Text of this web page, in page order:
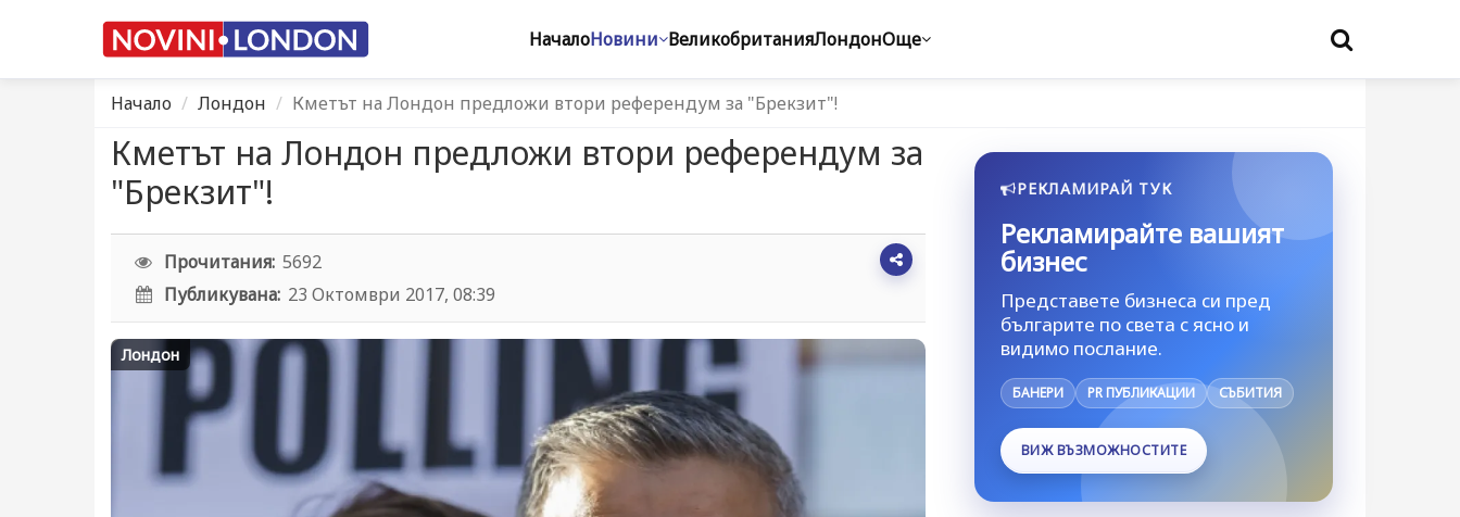
НачалоНовини ВеликобританияЛондонОще
Начало Лондон Кметът на Лондон предложи втори референдум за "Брекзит"!
Кметът на Лондон предложи втори референдум за
"Брекзит"!
Прочитания: 5692
Публикувана: 23 Октомври 2017, 08:39
Лондон
РЕКЛАМИРАЙ ТУК
Рекламирайте вашият
бизнес
Представете бизнеса си пред
българите по света с ясно и
видимо послание.
БАНЕРИ PR ПУБЛИКАЦИИ СЪБИТИЯ
ВИЖ ВЪЗМОЖНОСТИТЕ